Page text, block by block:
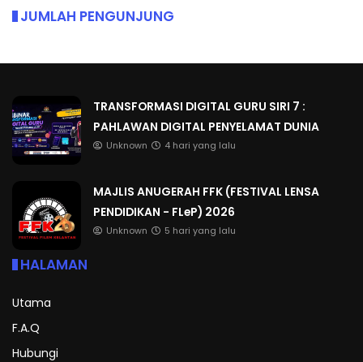
JUMLAH PENGUNJUNG
TRANSFORMASI DIGITAL GURU SIRI 7 :
PAHLAWAN DIGITAL PENYELAMAT DUNIA
Unknown 4 hari yang lalu
MAJLIS ANUGERAH FFK (FESTIVAL LENSA
PENDIDIKAN - FLeP) 2026
Unknown 5 hari yang lalu
HALAMAN
Utama
F.A.Q
Hubungi